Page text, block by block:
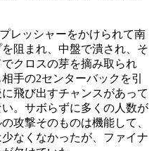
レッシャーをかけられて南
阻まれ、中盤で潰され、そ
クロスの芽を摘み取られ
手の2センターバックを引
飛び出すチャンスがあって
。サボらずに多くの人数が
攻撃そのものは機能して、
なくなかったが、ファイナ